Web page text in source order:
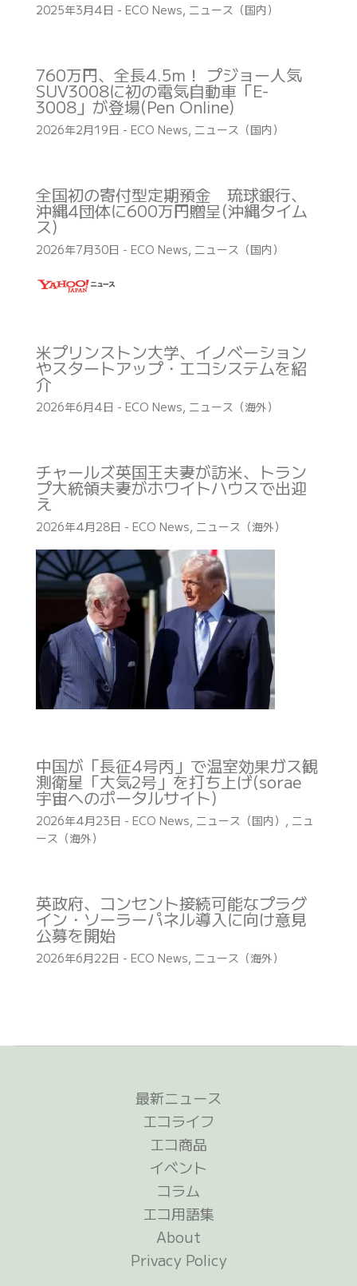
2025年3月4日 - ECO News, ニュース（国内）
760万円、全長4.5m！ プジョー人気
SUV3008に初の電気自動車「E-
3008」が登場(Pen Online)
2026年2月19日 - ECO News, ニュース（国内）
全国初の寄付型定期預金 琉球銀行、
沖縄4団体に600万円贈呈(沖縄タイム
ス)
2026年7月30日 - ECO News, ニュース（国内）
米プリンストン大学、イノベーション
やスタートアップ・エコシステムを紹
介
2026年6月4日 - ECO News, ニュース（海外）
チャールズ英国王夫妻が訪米、トラン
プ大統領夫妻がホワイトハウスで出迎
え
2026年4月28日 - ECO News, ニュース（海外）
中国が「長征4号丙」で温室効果ガス観
測衛星「大気2号」を打ち上げ(sorae
宇宙へのポータルサイト)
2026年4月23日 - ECO News, ニュース（国内） , ニュ
ース（海外）
英政府、コンセント接続可能なプラグ
イン・ソーラーパネル導入に向け意見
公募を開始
2026年6月22日 - ECO News, ニュース（海外）
最新ニュース
エコライフ
エコ商品
イベント
コラム
エコ用語集
About
Privacy Policy